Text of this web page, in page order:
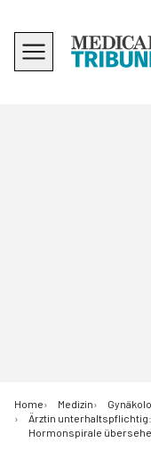
Home Medizin
Ärztin
Hormonspirale